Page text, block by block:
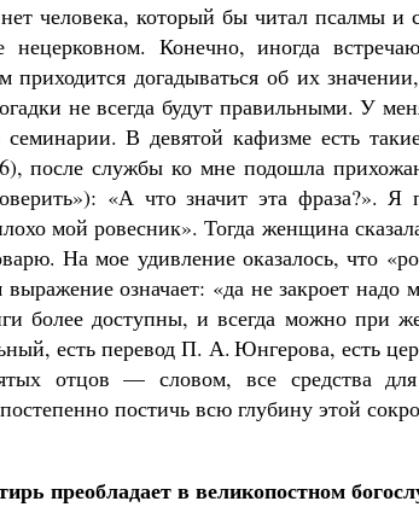
человека, который бы читал псалмы и
нецерковном. Конечно, иногда
догадываться об их
не всегда будут правильными. У
В девятой кафизме есть
после службы ко мне подошла
«А что значит эта фраза?».
мой ровесник». Тогда женщина
На мое удивление оказалось, что
означает: «да не закроет надо
более доступны, и всегда можно при
есть перевод П. А. Юнгерова, есть
отцов — словом, все средства
постичь всю глубину этой
преобладает в великопостном